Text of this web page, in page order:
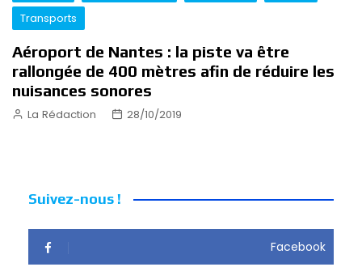
Transports
Aéroport de Nantes : la piste va être
rallongée de 400 mètres afin de réduire les
nuisances sonores
La Rédaction 28/10/2019
Suivez-nous !
Facebook